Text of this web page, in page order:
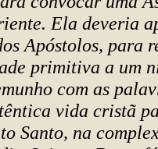
Ela deveria
Apóstolos, para
primitiva a um
com as
vida cristã
Santo, na